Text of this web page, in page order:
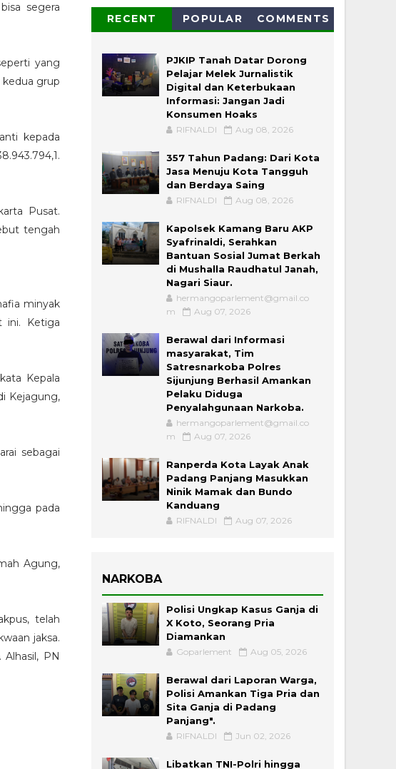
segera
yang
kedua grup
kepada
Pusat.
tengah
minyak
ini. Ketiga
Kepala
Kejagung,
sebagai
pada
Agung,
telah
jaksa.
PN
RECENT POPULAR COMMENTS
PJKIP Tanah Datar Dorong
Pelajar Melek Jurnalistik
Digital dan Keterbukaan
Informasi: Jangan Jadi
Konsumen Hoaks
RIFNALDI Aug 08, 2026
357 Tahun Padang: Dari Kota
Jasa Menuju Kota Tangguh
dan Berdaya Saing
RIFNALDI Aug 08, 2026
Kapolsek Kamang Baru AKP
Syafrinaldi, Serahkan
Bantuan Sosial Jumat Berkah
di Mushalla Raudhatul Janah,
Nagari Siaur.
hermangoparlement@gmail.co
m
Aug 07, 2026
Berawal dari Informasi
masyarakat, Tim
Satresnarkoba Polres
Sijunjung Berhasil Amankan
Pelaku Diduga
Penyalahgunaan Narkoba.
hermangoparlement@gmail.co
m
Aug 07, 2026
Ranperda Kota Layak Anak
Padang Panjang Masukkan
Ninik Mamak dan Bundo
Kanduang
RIFNALDI Aug 07, 2026
NARKOBA
Polisi Ungkap Kasus Ganja di
X Koto, Seorang Pria
Diamankan
Goparlement Aug 05, 2026
Berawal dari Laporan Warga,
Polisi Amankan Tiga Pria dan
Sita Ganja di Padang
Panjang".
RIFNALDI Jun 02, 2026
Libatkan TNI-Polri hingga